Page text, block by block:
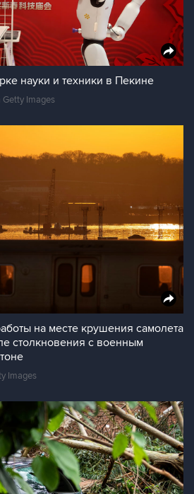
науки и техники в Пекине
Images
на месте крушения самолета
столкновения с военным
Images